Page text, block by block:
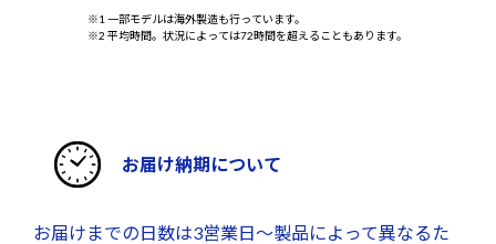
※1 一部モデルは海外製造も行っています。
※2 平均時間。状況によっては72時間を超えることもあります。
お届け納期について
お届けまでの日数は3営業日～製品によって異なるた